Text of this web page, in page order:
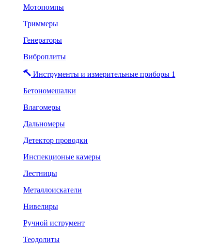
Мотопомпы
Триммеры
Генераторы
Виброплиты
Инструменты и измерительные приборы 1
Бетономешалки
Влагомеры
Дальномеры
Детектор проводки
Инспекционые камеры
Лестницы
Металлоискатели
Нивелиры
Ручной иструмент
Теодолиты